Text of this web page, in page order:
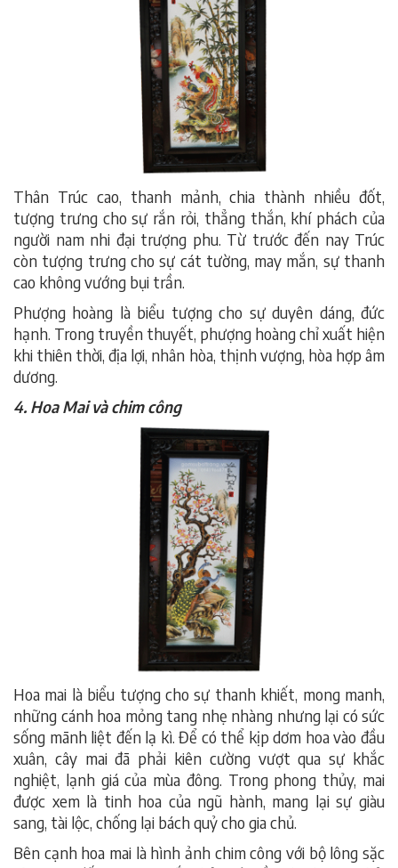
Thân Trúc cao, thanh mảnh, chia thành nhiều đốt,
tượng trưng cho sự rắn rỏi, thẳng thắn, khí phách của
người nam nhi đại trượng phu. Từ trước đến nay Trúc
còn tượng trưng cho sự cát tường, may mắn, sự thanh
cao không vướng bụi trần.
Phượng hoàng là biểu tượng cho sự duyên dáng, đức
hạnh. Trong truyền thuyết, phượng hoàng chỉ xuất hiện
khi thiên thời, địa lợi, nhân hòa, thịnh vượng, hòa hợp âm
dương.
4. Hoa Mai và chim công
Hoa mai là biểu tượng cho sự thanh khiết, mong manh,
những cánh hoa mỏng tang nhẹ nhàng nhưng lại có sức
sống mãnh liệt đến lạ kì. Để có thể kịp dơm hoa vào đầu
xuân, cây mai đã phải kiên cường vượt qua sự khắc
nghiệt, lạnh giá của mùa đông. Trong phong thủy, mai
được xem là tinh hoa của ngũ hành, mang lại sự giàu
sang, tài lộc, chống lại bách quỷ cho gia chủ.
Bên cạnh hoa mai là hình ảnh chim công với bộ lông sặc